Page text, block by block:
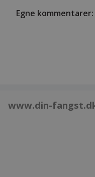
Egne kommentarer:
www.din-